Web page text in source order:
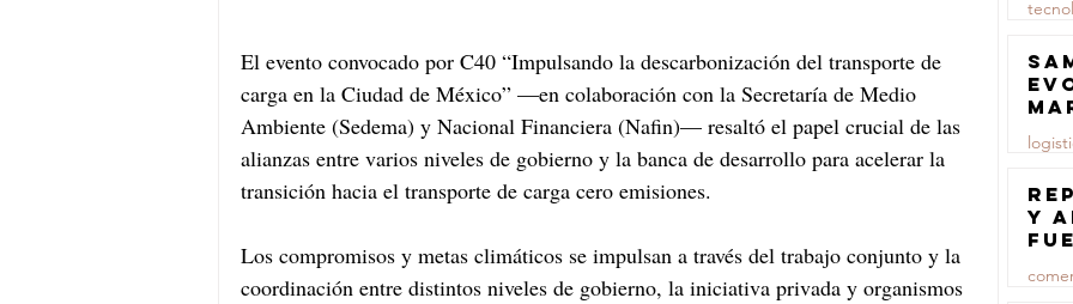
El evento convocado por C40 “Impulsando la descarbonización del transporte de
carga en la Ciudad de México” —en colaboración con la Secretaría de Medio
Ambiente (Sedema) y Nacional Financiera (Nafin)— resaltó el papel crucial de las
alianzas entre varios niveles de gobierno y la banca de desarrollo para acelerar la
transición hacia el transporte de carga cero emisiones.
Los compromisos y metas climáticos se impulsan a través del trabajo conjunto y la
coordinación entre distintos niveles de gobierno, la iniciativa privada y organismos
23 jul
23 jul
y